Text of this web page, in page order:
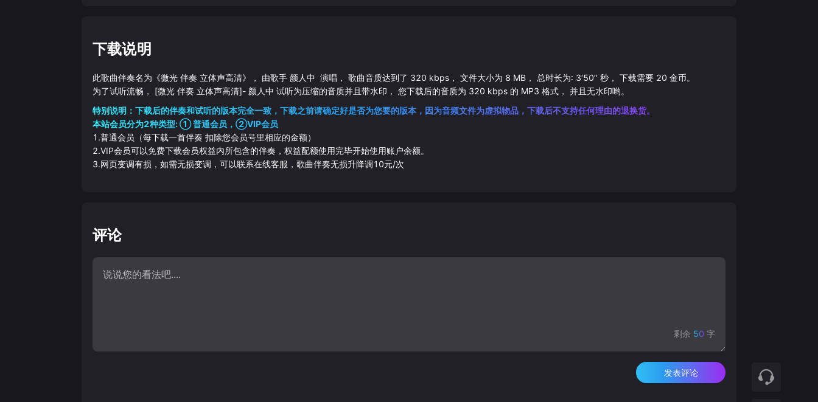
下载说明
此歌曲伴奏名为《微光 伴奏 立体声高清》， 由歌手 颜人中 演唱， 歌曲音质达到了 320 kbps， 文件大小为 8 MB， 总时长为: 3‘50’‘秒， 下载需要 20 金币。
为了试听流畅， [微光 伴奏 立体声高清]- 颜人中 试听为压缩的音质并且带水印， 您下载后的音质为 320 kbps 的 MP3 格式， 并且无水印哟。
特别说明：下载后的伴奏和试听的版本完全一致，下载之前请确定好是否为您要的版本，因为音频文件为虚拟物品，下载后不支持任何理由的退换货。
本站会员分为2种类型: ① 普通会员，②VIP会员
1.普通会员（每下载一首伴奏 扣除您会员号里相应的金额）
2.VIP会员可以免费下载会员权益内所包含的伴奏，权益配额使用完毕开始使用账户余额。
3.网页变调有损，如需无损变调，可以联系在线客服，歌曲伴奏无损升降调10元/次
评论
剩余 50 字
发表评论